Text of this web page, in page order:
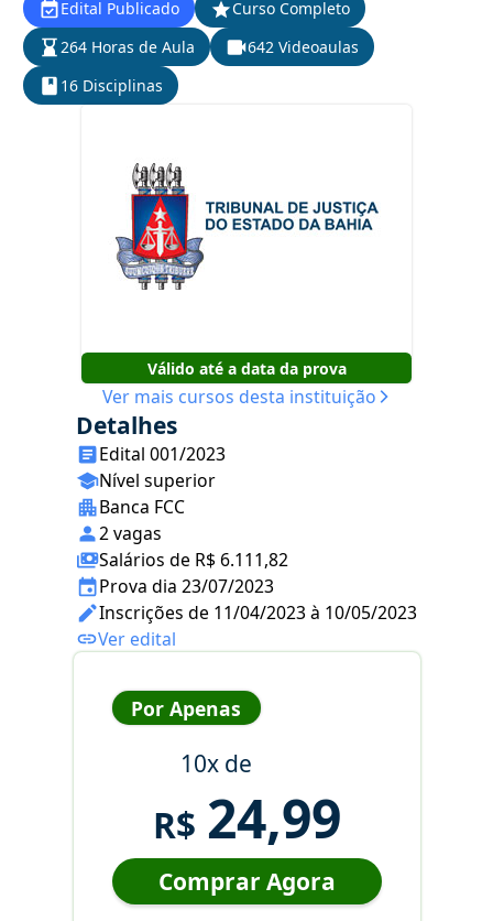
Edital Publicado
Curso Completo
264 Horas de Aula
642 Videoaulas
16 Disciplinas
Válido até a data da prova
Ver mais cursos desta instituição
Detalhes
Edital 001/2023
Nível superior
Banca FCC
2 vagas
Salários de R$ 6.111,82
Prova dia 23/07/2023
Inscrições de 11/04/2023 à 10/05/2023
Ver edital
Por Apenas
10x de
R$ 24,99
Comprar Agora